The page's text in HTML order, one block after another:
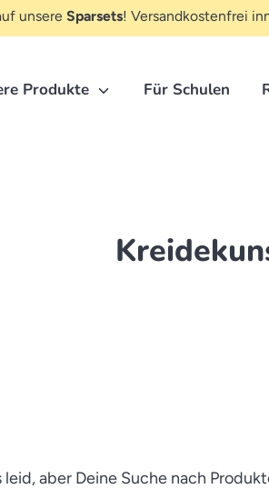
unsere Sparsets! Versandkostenfrei
Produkte Für Schulen
Hier
leid, aber Deine Suche nach